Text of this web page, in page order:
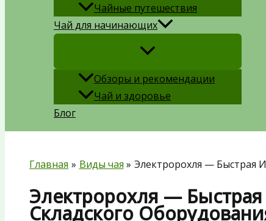
Чайные путешествия
Чай для начинающих
Обзоры и рекомендации
Чай и здоровье
Блог
Главная Виды чая Электророхля — Быстрая
Электророхля —
Складского